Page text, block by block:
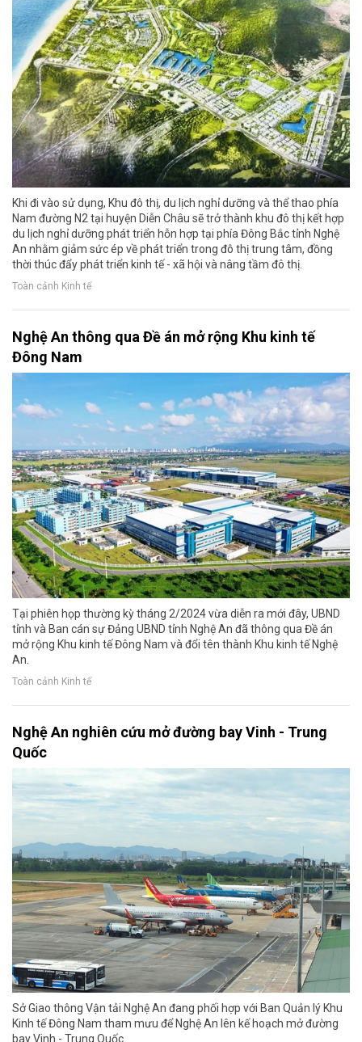
Khi đi vào sử dụng, Khu đô thị, du lịch nghỉ dưỡng và thể thao phía
Nam đường N2 tại huyện Diễn Châu sẽ trở thành khu đô thị kết hợp
du lịch nghỉ dưỡng phát triển hỗn hợp tại phía Đông Bắc tỉnh Nghệ
An nhằm giảm sức ép về phát triển trong đô thị trung tâm, đồng
thời thúc đẩy phát triển kinh tế - xã hội và nâng tầm đô thị.
Toàn cảnh Kinh tế
Nghệ An thông qua Đề án mở rộng Khu kinh tế
Đông Nam
Tại phiên họp thường kỳ tháng 2/2024 vừa diễn ra mới đây, UBND
tỉnh và Ban cán sự Đảng UBND tỉnh Nghệ An đã thông qua Đề án
mở rộng Khu kinh tế Đông Nam và đổi tên thành Khu kinh tế Nghệ
An.
Toàn cảnh Kinh tế
Nghệ An nghiên cứu mở đường bay Vinh - Trung
Quốc
Sở Giao thông Vận tải Nghệ An đang phối hợp với Ban Quản lý Khu
Kinh tế Đông Nam tham mưu để Nghệ An lên kế hoạch mở đường
bay Vinh - Trung Quốc.